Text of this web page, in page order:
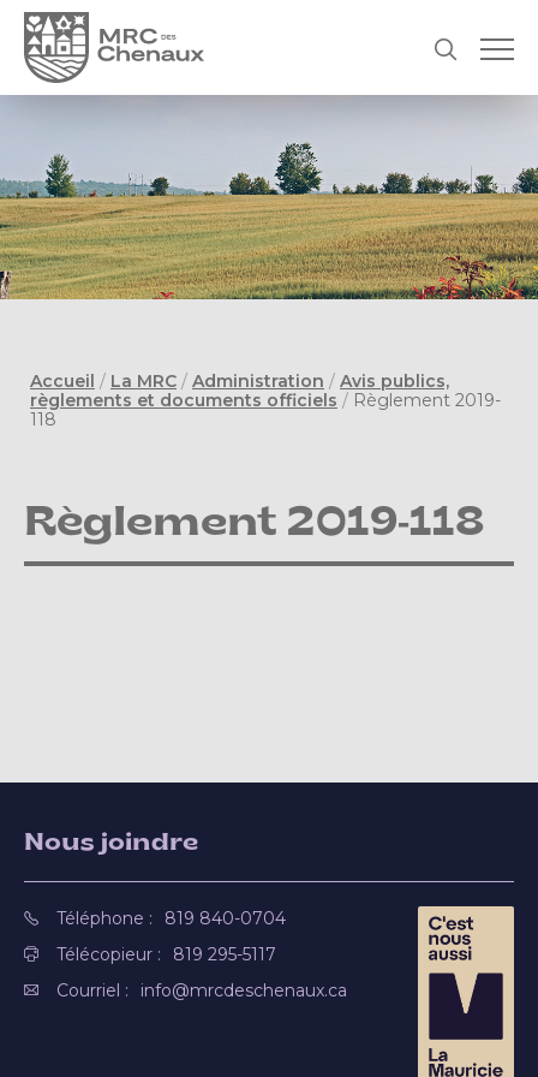
Accueil / La MRC / Administration / Avis publics,
règlements et documents officiels / Règlement 2019-
118
Règlement 2019-118
Nous joindre
Téléphone :
819 840-0704
Télécopieur :
819 295-5117
Courriel :
info@mrcdeschenaux.ca